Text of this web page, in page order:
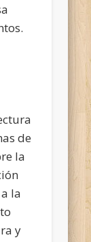
de
la
la
y